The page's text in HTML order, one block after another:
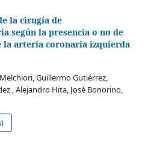
la cirugía de
según la presencia o no de
la arteria coronaria izquierda
Guillermo Gutiérrez,
, Alejandro Hita, José Bonorino,